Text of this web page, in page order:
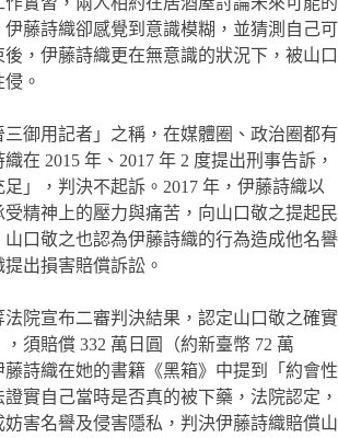
藤詩織卻感覺到意識模糊，並猜測自己可
，伊藤詩織更在無意識的狀況下，被山口
。
御用記者」之稱，在媒體圈、政治圈都有
在 2015 年、2017 年 2 度提出刑事告訴，
」，判決不起訴。2017 年，伊藤詩織以
受精神上的壓力與痛苦，向山口敬之提起民
口敬之也認為伊藤詩織的行為造成他名譽
出損害賠償訴訟。
法院宣布二審判決結果，認定山口敬之確實
須賠償 332 萬日圓（約新臺幣 72 萬
詩織在她的書籍《黑箱》中提到「約會性
實自己當時是否真的被下藥，法院認定，
害名譽及侵害隱私，判決伊藤詩織賠償山